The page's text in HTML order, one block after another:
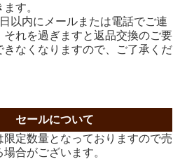
す。
以内にメールまたは電話でご連
それを過ぎますと返品交換のご要
きなくなりますので、ご了承くだ
セールについて
限定数量となっておりますので売
合がございます。